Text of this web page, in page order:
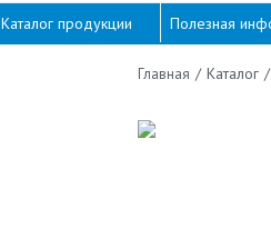
Каталог продукции Полезная
Главная / Каталог /